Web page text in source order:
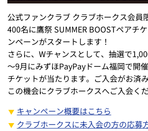
公式ファンクラブ クラブホークス会員
400名に鷹祭 SUMMER BOOSTペアチ
ンペーンがスタートします！
さらに、Wチャンスとして、抽選で
～9月にみずほPayPayドーム福岡で開
チケットが当たります。ご入会がお済
この機会にクラブホークスへご入会く
キャンペーン概要はこちら
クラブホークスに未入会の方の応募